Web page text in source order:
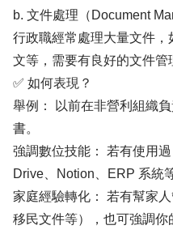
b. 文件處理（Document
行政職經常處理大量文件
文等，需要有良好的文件管
✅ 如何表現？
舉例： 以前在非營利組織
書。
強調數位技能： 若有使用
Drive、Notion、ERP 系統
家庭經驗轉化： 若有幫家
移民文件等），也可強調你